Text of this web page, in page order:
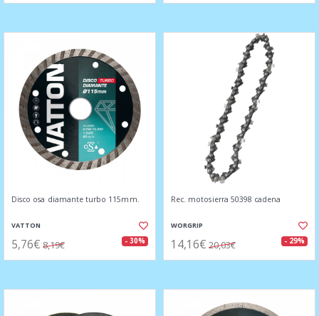
Disco osa diamante turbo 115mm.
VATTON
5,76€ 8,19€ - 30%
Rec. motosierra 50398 cadena
WORGRIP
14,16€ 20,03€ - 29%